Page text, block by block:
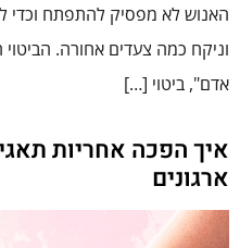
האנוש לא מפסיק להתפתח וכדי
וניקח כמה צעדים אחורה.
אדם", ביטוי […]
איך הפכה אחריות
ארגונים